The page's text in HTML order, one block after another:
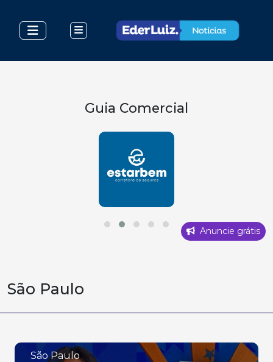
Guia Comercial
Anuncie grátis
São Paulo
São Paulo